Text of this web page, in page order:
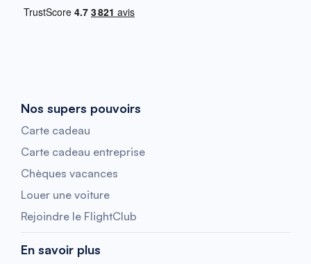
Nos supers pouvoirs
Carte cadeau
Carte cadeau entreprise
Chèques vacances
Louer une voiture
Rejoindre le FlightClub
En savoir plus